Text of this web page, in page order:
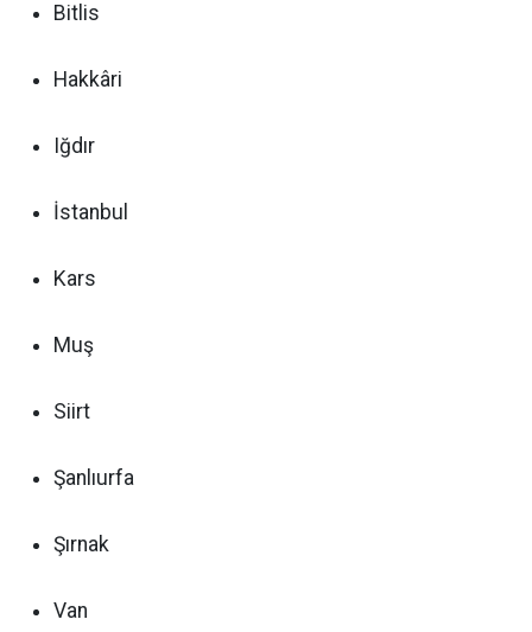
Bitlis
Hakkâri
Iğdır
İstanbul
Kars
Muş
Siirt
Şanlıurfa
Şırnak
Van